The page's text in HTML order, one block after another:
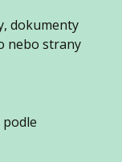
dokumenty
nebo strany